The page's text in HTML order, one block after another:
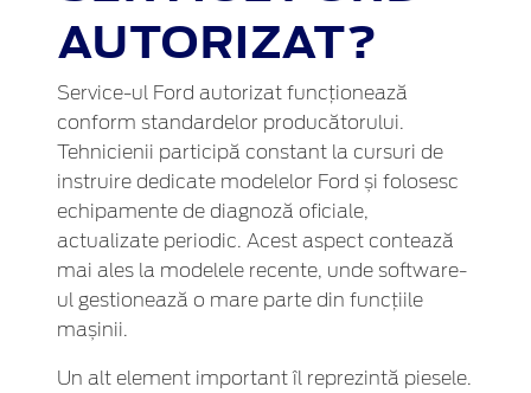
AUTORIZAT?
Service-ul Ford autorizat funcționează
conform standardelor producătorului.
Tehnicienii participă constant la cursuri de
instruire dedicate modelelor Ford și folosesc
echipamente de diagnoză oficiale,
actualizate periodic. Acest aspect contează
mai ales la modelele recente, unde software-
ul gestionează o mare parte din funcțiile
mașinii.
Un alt element important îl reprezintă piesele.